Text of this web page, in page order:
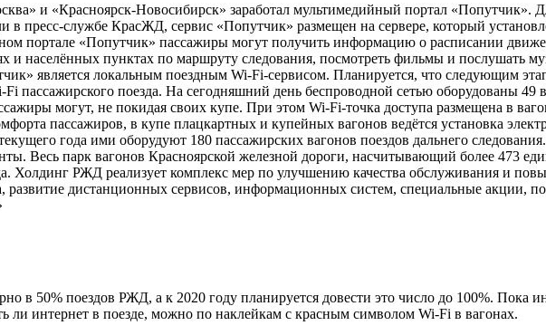
и «Красноярск-Новосибирск» заработал мультимедийный портал «Попутчик».
в пресс-службе КрасЖД, сервис «Попутчик» размещен на сервере, который
портале «Попутчик» пассажиры могут получить информацию о расписании
и населённых пунктах по маршруту следования, посмотреть фильмы и послушать
является локальным поездным Wi-Fi-сервисом. Планируется, что следующим
Fi пассажирского поезда. На сегодняшний день беспроводной сетью оборудованы 49
могут, не покидая своих купе. При этом Wi-Fi-точка доступа размещена в
пассажиров, в купе плацкартных и купейных вагонов ведётся установка
года ими оборудуют 180 пассажирских вагонов поездов дальнего
Весь парк вагонов Красноярской железной дороги, насчитывающий более 473
Холдинг РЖД реализует комплекс мер по улучшению качества обслуживания и
развитие дистанционных сервисов, информационных систем, специальные акции,
в 50% поездов РЖД, а к 2020 году планируется довести это число до 100%. Пока
ли интернет в поезде, можно по наклейкам с красным символом Wi-Fi в вагонах.